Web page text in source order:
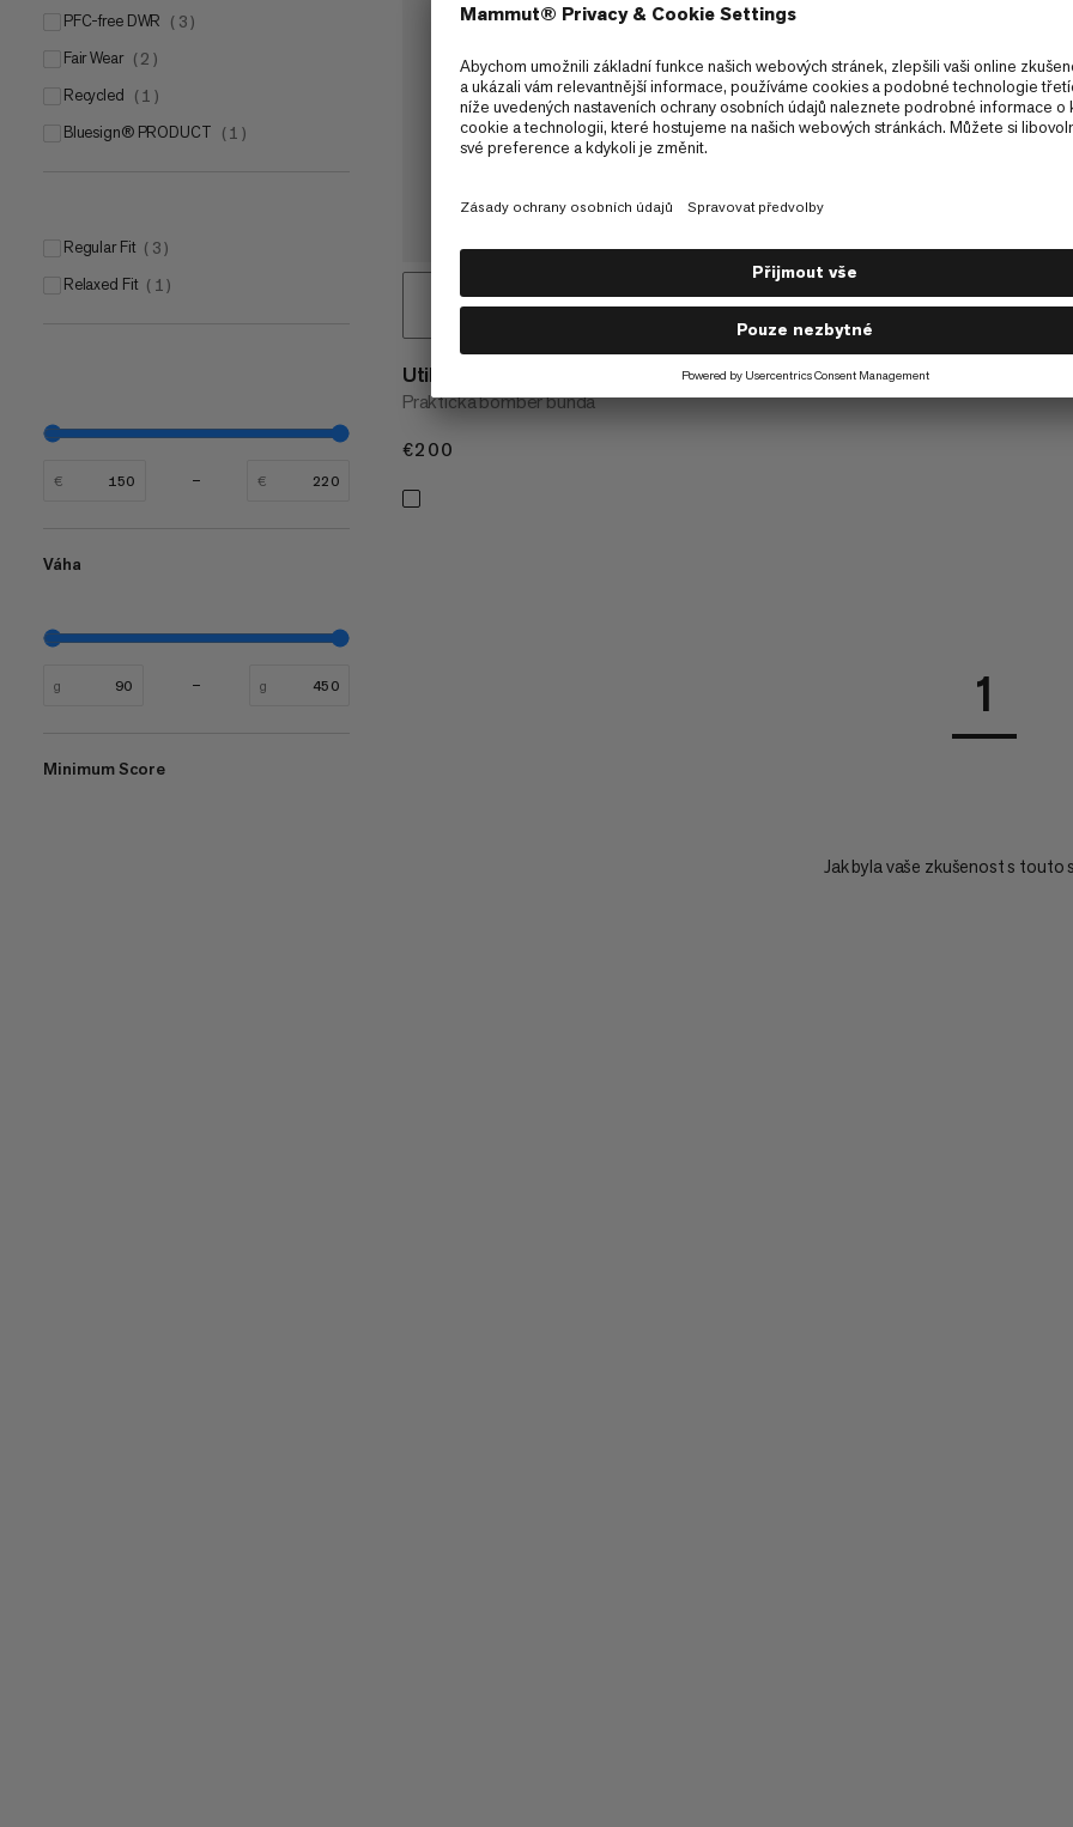
PFC-free DWR ( 3 )
Fair Wear ( 2 )
Recycled ( 1 )
bluesign® PRODUCT ( 1 )
Regular Fit ( 3 )
Relaxed Fit ( 1 )
€ €
Váha
g g
Minimum Score
Utility Bomber Jacket Men
Praktická bomber bunda
€200
1
Jak byla vaše zkušenost s touto